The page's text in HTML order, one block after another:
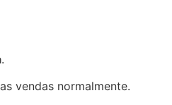
.
vendas normalmente.